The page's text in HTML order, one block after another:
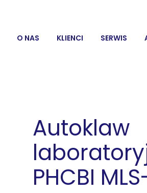
O NAS KLIENCI SERWIS
Autoklaw
PHCBI